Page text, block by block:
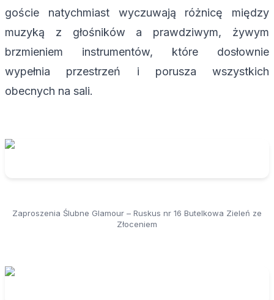
goście natychmiast wyczuwają różnicę między
muzyką z głośników a prawdziwym, żywym
brzmieniem instrumentów, które dosłownie
wypełnia przestrzeń i porusza wszystkich
obecnych na sali.
Zaproszenia Ślubne Glamour – Ruskus nr 16 Butelkowa Zieleń ze
Złoceniem